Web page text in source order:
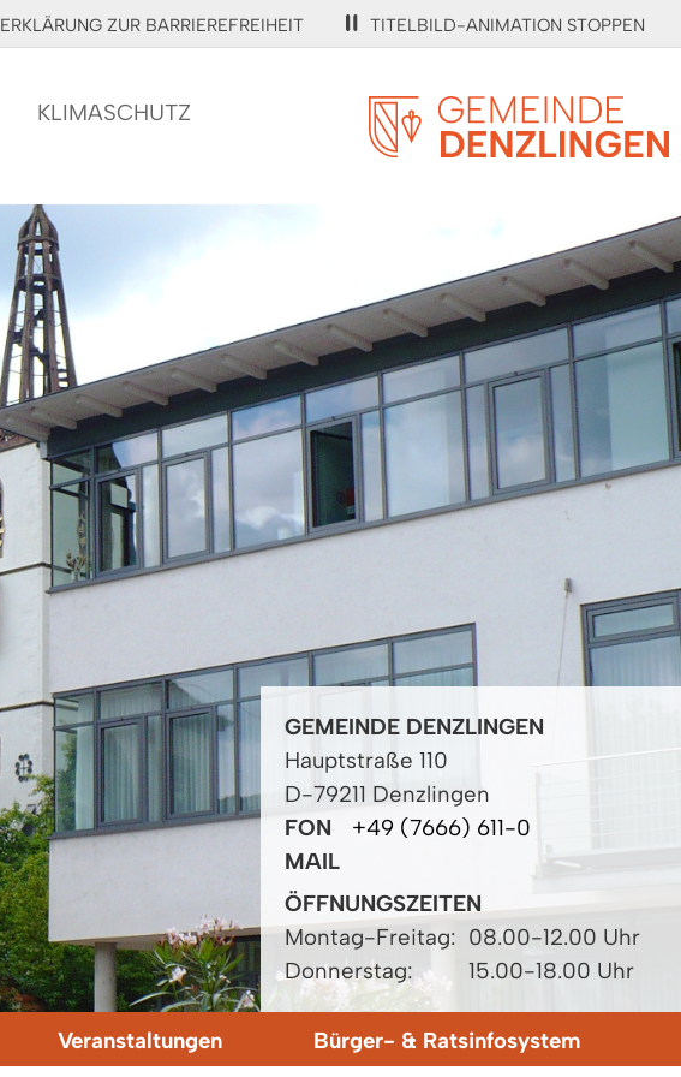
ERKLÄRUNG ZUR BARRIEREFREIHEIT TITELBILD-ANIMATION STOPPEN
KLIMASCHUTZ
GEMEINDE DENZLINGEN
Hauptstraße 110
D-79211 Denzlingen
FON
+49 (7666) 611-0
MAIL
ÖFFNUNGSZEITEN
Montag-Freitag: 08.00-12.00 Uhr
Donnerstag:
15.00-18.00 Uhr
Veranstaltungen Bürger- & Ratsinfosystem